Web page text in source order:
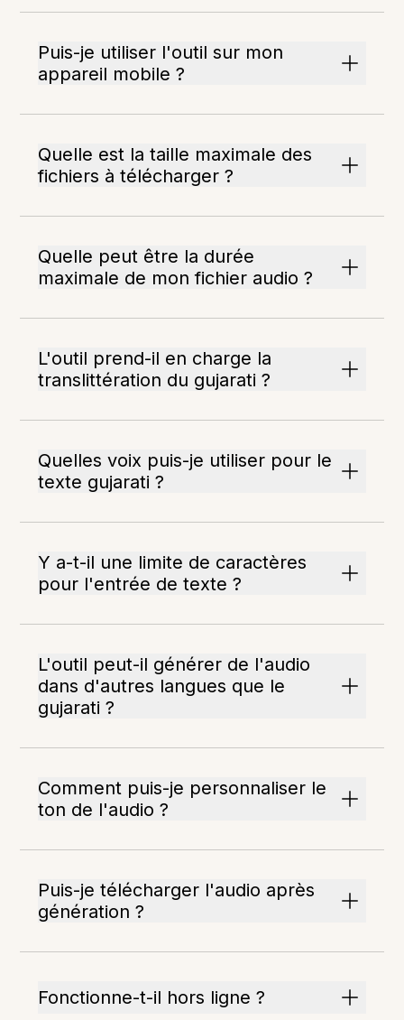
Puis-je utiliser l'outil sur mon
appareil mobile ?
Quelle est la taille maximale des
fichiers à télécharger ?
Quelle peut être la durée
maximale de mon fichier audio ?
L'outil prend-il en charge la
translittération du gujarati ?
Quelles voix puis-je utiliser pour le
texte gujarati ?
Y a-t-il une limite de caractères
pour l'entrée de texte ?
L'outil peut-il générer de l'audio
dans d'autres langues que le
gujarati ?
Comment puis-je personnaliser le
ton de l'audio ?
Puis-je télécharger l'audio après
génération ?
Fonctionne-t-il hors ligne ?